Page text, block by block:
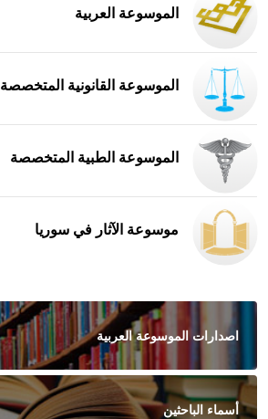
الموسوعة العربية
الموسوعة القانونية المتخصصة
الموسوعة الطبية المتخصصة
موسوعة الآثار في سوريا
اصدارات الموسوعة العربية
أسماء الباحثين